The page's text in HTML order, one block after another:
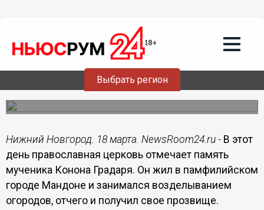
Выбрать регион
18 марта - Конон Огородник по
народному календарю
В день Конона было принято замачивать семена овощей
для последующей высадки.
Нижний Новгород. 18 марта. NewsRoom24.ru - В этот
день православная церковь отмечает память
мученика Конона Градаря. Он жил в памфилийском
городе Мандоне и занимался возделыванием
огородов, отчего и получил свое прозвище.